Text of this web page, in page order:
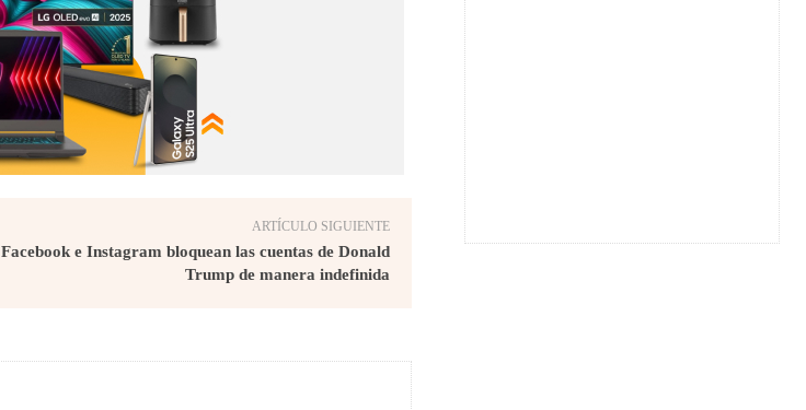
ARTÍCULO SIGUIENTE
Facebook e Instagram bloquean las cuentas de Donald
Trump de manera indefinida